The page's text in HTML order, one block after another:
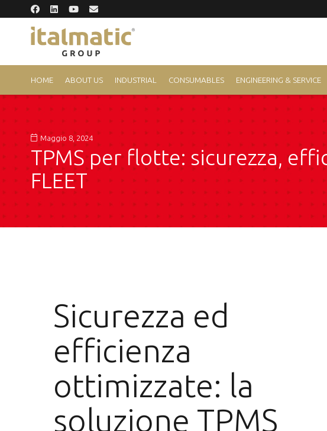
HOME ABOUT US INDUSTRIAL CONSUMABLES ENGINEERING & SERVICE
Maggio 8, 2024
TPMS per flotte: sicurezza,
FLEET
Sicurezza ed
efficienza
ottimizzate: la
soluzione TPMS